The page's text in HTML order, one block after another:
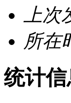
上
所在
统计信